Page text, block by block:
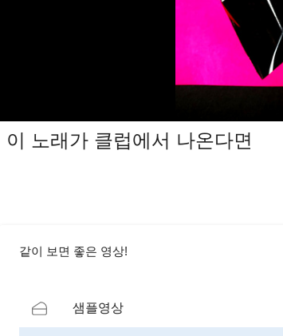
이 노래가 클럽에서 나온다면
같이 보면 좋은 영상!
샘플영상